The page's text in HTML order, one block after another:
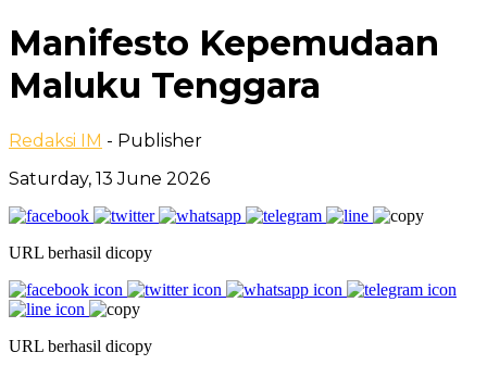
Manifesto Kepemudaan
Maluku Tenggara
Redaksi IM - Publisher
Saturday, 13 June 2026
URL berhasil dicopy
URL berhasil dicopy